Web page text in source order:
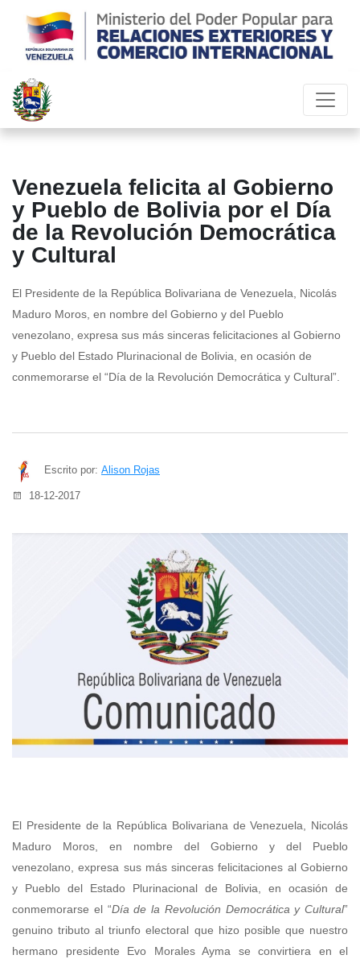
Venezuela felicita al Gobierno
y Pueblo de Bolivia por el Día
de la Revolución Democrática
y Cultural
El Presidente de la República Bolivariana de Venezuela, Nicolás
Maduro Moros, en nombre del Gobierno y del Pueblo
venezolano, expresa sus más sinceras felicitaciones al Gobierno
y Pueblo del Estado Plurinacional de Bolivia, en ocasión de
conmemorarse el “Día de la Revolución Democrática y Cultural”.
Escrito por: Alison Rojas
18-12-2017
El Presidente de la República Bolivariana de Venezuela, Nicolás
Maduro Moros, en nombre del Gobierno y del Pueblo
venezolano, expresa sus más sinceras felicitaciones al Gobierno
y Pueblo del Estado Plurinacional de Bolivia, en ocasión de
conmemorarse el “Día de la Revolución Democrática y Cultural”
genuino tributo al triunfo electoral que hizo posible que nuestro
hermano presidente Evo Morales Ayma se convirtiera en el